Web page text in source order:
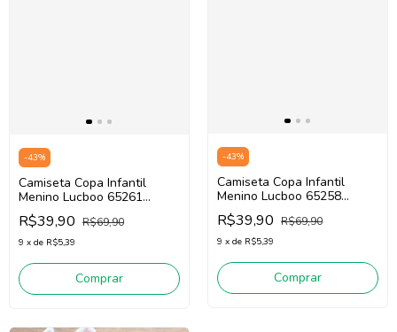
-43%
Camiseta Copa Infantil
Menino Lucboo 65261
(Amarelo/Azul)
R$39,90 R$69,90
9 x de R$5,39
Comprar
-43%
Camiseta Copa Infantil
Menino Lucboo 65258
(Amarelo/Verde)
R$39,90 R$69,90
9 x de R$5,39
Comprar